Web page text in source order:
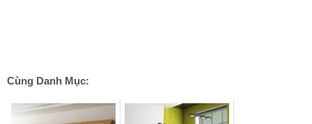
Cùng Danh Mục: